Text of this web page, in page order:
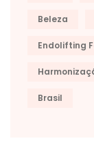
Beleza
Endolifting
Brasil